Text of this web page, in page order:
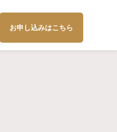
お申し込みはこちら